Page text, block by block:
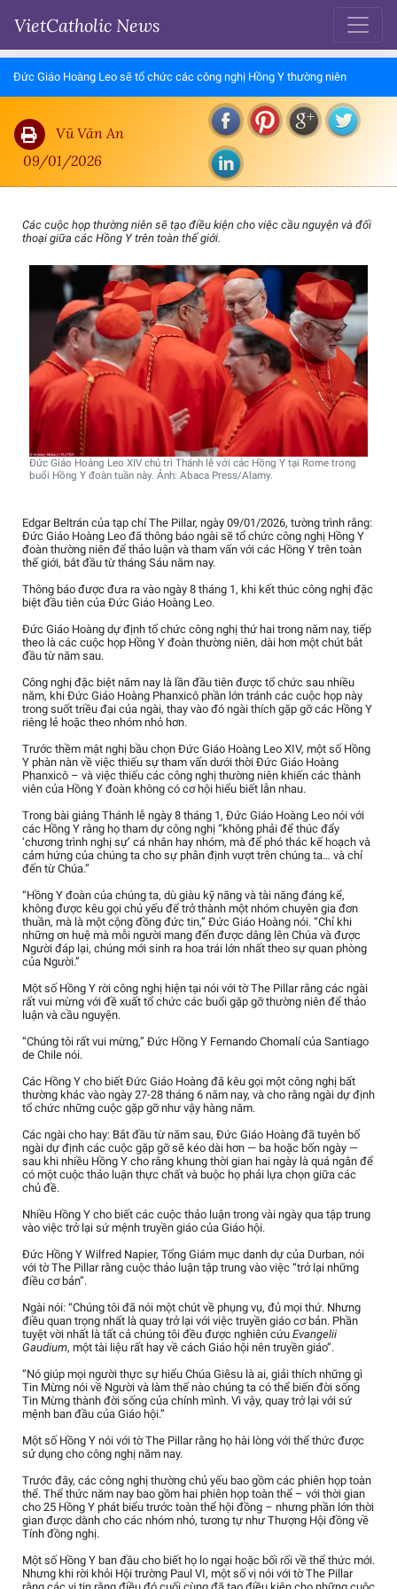
VietCatholic News
Đức Giáo Hoàng Leo sẽ tổ chức các công nghị Hồng Y thường niên
Vũ Văn An
09/01/2026
Các cuộc họp thường niên sẽ tạo điều kiện cho việc cầu nguyện và đối
thoại giữa các Hồng Y trên toàn thế giới.
Đức Giáo Hoàng Leo XIV chủ trì Thánh lễ với các Hồng Y tại Rome trong
buổi Hồng Y đoàn tuần này. Ảnh: Abaca Press/Alamy.
Edgar Beltrán của tạp chí The Pillar, ngày 09/01/2026, tường trình rằng:
Đức Giáo Hoàng Leo đã thông báo ngài sẽ tổ chức công nghị Hồng Y
đoàn thường niên để thảo luận và tham vấn với các Hồng Y trên toàn
thế giới, bắt đầu từ tháng Sáu năm nay.
Thông báo được đưa ra vào ngày 8 tháng 1, khi kết thúc công nghị đặc
biệt đầu tiên của Đức Giáo Hoàng Leo.
Đức Giáo Hoàng dự định tổ chức công nghị thứ hai trong năm nay, tiếp
theo là các cuộc họp Hồng Y đoàn thường niên, dài hơn một chút bắt
đầu từ năm sau.
Công nghị đặc biệt năm nay là lần đầu tiên được tổ chức sau nhiều
năm, khi Đức Giáo Hoàng Phanxicô phần lớn tránh các cuộc họp này
trong suốt triều đại của ngài, thay vào đó ngài thích gặp gỡ các Hồng Y
riêng lẻ hoặc theo nhóm nhỏ hơn.
Trước thềm mật nghị bầu chọn Đức Giáo Hoàng Leo XIV, một số Hồng
Y phàn nàn về việc thiếu sự tham vấn dưới thời Đức Giáo Hoàng
Phanxicô – và việc thiếu các công nghị thường niên khiến các thành
viên của Hồng Y đoàn không có cơ hội hiểu biết lẫn nhau.
Trong bài giảng Thánh lễ ngày 8 tháng 1, Đức Giáo Hoàng Leo nói với
các Hồng Y rằng họ tham dự công nghị “không phải để thúc đẩy
‘chương trình nghị sự’ cá nhân hay nhóm, mà để phó thác kế hoạch và
cảm hứng của chúng ta cho sự phân định vượt trên chúng ta… và chỉ
đến từ Chúa.”
“Hồng Y đoàn của chúng ta, dù giàu kỹ năng và tài năng đáng kể,
không được kêu gọi chủ yếu để trở thành một nhóm chuyên gia đơn
thuần, mà là một cộng đồng đức tin,” Đức Giáo Hoàng nói. “Chỉ khi
những ơn huệ mà mỗi người mang đến được dâng lên Chúa và được
Người đáp lại, chúng mới sinh ra hoa trái lớn nhất theo sự quan phòng
của Người.”
Một số Hồng Y rời công nghị hiện tại nói với tờ The Pillar rằng các ngài
rất vui mừng với đề xuất tổ chức các buổi gặp gỡ thường niên để thảo
luận và cầu nguyện.
“Chúng tôi rất vui mừng,” Đức Hồng Y Fernando Chomalí của Santiago
de Chile nói.
Các Hồng Y cho biết Đức Giáo Hoàng đã kêu gọi một công nghị bất
thường khác vào ngày 27-28 tháng 6 năm nay, và cho rằng ngài dự định
tổ chức những cuộc gặp gỡ như vậy hàng năm.
Các ngài cho hay: Bắt đầu từ năm sau, Đức Giáo Hoàng đã tuyên bố
ngài dự định các cuộc gặp gỡ sẽ kéo dài hơn — ba hoặc bốn ngày —
sau khi nhiều Hồng Y cho rằng khung thời gian hai ngày là quá ngắn để
có một cuộc thảo luận thực chất và buộc họ phải lựa chọn giữa các
chủ đề.
Nhiều Hồng Y cho biết các cuộc thảo luận trong vài ngày qua tập trung
vào việc trở lại sứ mệnh truyền giáo của Giáo hội.
Đức Hồng Y Wilfred Napier, Tổng Giám mục danh dự của Durban, nói
với tờ The Pillar rằng cuộc thảo luận tập trung vào việc “trở lại những
điều cơ bản”.
Ngài nói: “Chúng tôi đã nói một chút về phụng vụ, đủ mọi thứ. Nhưng
điều quan trọng nhất là quay trở lại với việc truyền giáo cơ bản. Phần
tuyệt vời nhất là tất cả chúng tôi đều được nghiên cứu Evangelii
Gaudium, một tài liệu rất hay về cách Giáo hội nên truyền giáo”.
“Nó giúp mọi người thực sự hiểu Chúa Giêsu là ai, giải thích những gì
Tin Mừng nói về Người và làm thế nào chúng ta có thể biến đời sống
Tin Mừng thành đời sống của chính mình. Vì vậy, quay trở lại với sứ
mệnh ban đầu của Giáo hội.”
Một số Hồng Y nói với tờ The Pillar rằng họ hài lòng với thể thức được
sử dụng cho công nghị năm nay.
Trước đây, các công nghị thường chủ yếu bao gồm các phiên họp toàn
thể. Thể thức năm nay bao gồm hai phiên họp toàn thể – với thời gian
cho 25 Hồng Y phát biểu trước toàn thể hội đồng – nhưng phần lớn thời
gian được dành cho các nhóm nhỏ, tương tự như Thượng Hội đồng về
Tính đồng nghị.
Một số Hồng Y ban đầu cho biết họ lo ngại hoặc bối rối về thể thức mới.
Nhưng khi rời khỏi Hội trường Paul VI, một số vị nói với tờ The Pillar